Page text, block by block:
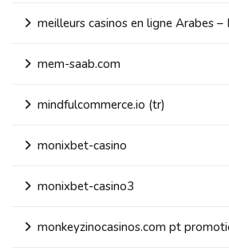
meilleurs casinos en ligne Arabes –
mem-saab.com
mindfulcommerce.io (tr)
monixbet-casino
monixbet-casino3
monkeyzinocasinos.com pt